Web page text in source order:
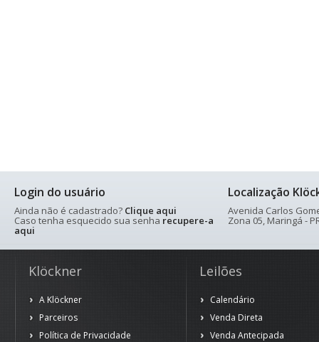
Login do usuário
Ainda não é cadastrado? Clique aqui
Caso tenha esquecido sua senha recupere-a
aqui
Localização
Avenida Carlos
Zona 05, Maringá -
Klöckner
A Klöckner
Parceiros
Política de Privacidade
Leilões
Calendário
Venda Direta
Venda Antecipada